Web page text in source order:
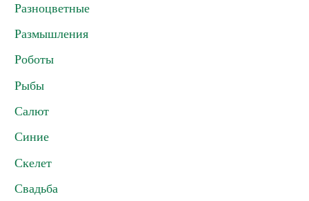
Разноцветные
Размышления
Роботы
Рыбы
Салют
Синие
Скелет
Свадьба